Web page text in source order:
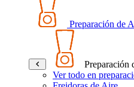
Preparación de
Preparación
Ver todo en